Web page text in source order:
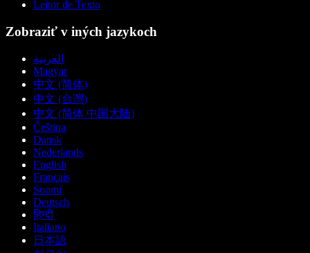
Leitor de Texto
Zobraziť v iných jazykoch
العربية
Magyar
中文 (简体)
中文 (台灣)
中文 (简体 中国大陆)
Čeština
Dansk
Nederlands
English
Français
Suomi
Deutsch
हिन्दी
Italiano
日本語